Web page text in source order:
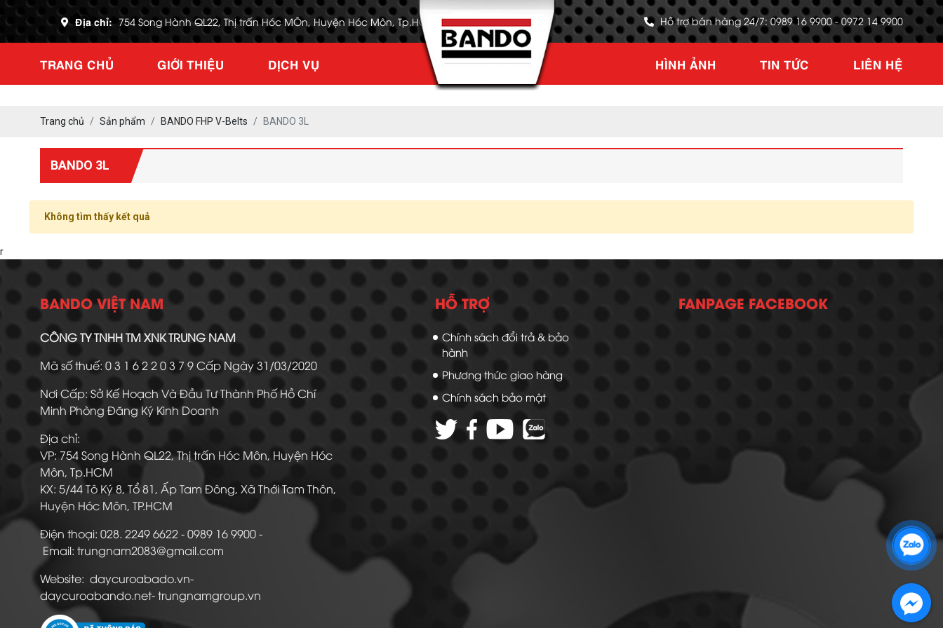
Địa chỉ: 754 Song Hành QL22, Thị trấn Hóc MÔn, Huyện Hóc Môn, Tp.HCM Hỗ trợ bán hàng 24/7: 0989 16 9900 - 0972 14 9900
TRANG CHỦ GIỚI THIỆU DỊCH VỤ HÌNH ẢNH TIN TỨC LIÊN HỆ
Trang chủ Sản phẩm BANDO FHP V-Belts BANDO 3L
BANDO 3L
Không tìm thấy kết quả
r
BANDO VIỆT NAM
CÔNG TY TNHH TM XNK TRUNG NAM
Mã số thuế: 0 3 1 6 2 2 0 3 7 9 Cấp Ngày 31/03/2020
Nơi Cấp: Sở Kế Hoạch Và Đầu Tư Thành Phố Hồ Chí
Minh Phòng Đăng Ký Kinh Doanh
Địa chỉ:
VP: 754 Song Hành QL22, Thị trấn Hóc Môn, Huyện Hóc
Môn, Tp.HCM
KX: 5/44 Tô Ký 8, Tổ 81, Ấp Tam Đông, Xã Thới Tam Thôn,
Huyện Hóc Môn, TP.HCM
Điện thoại: 028. 2249 6622 - 0989 16 9900 -
Email: trungnam2083@gmail.com
Website: daycuroabado.vn-
daycuroabando.net- trungnamgroup.vn
HỖ TRỢ
Chính sách đổi trả & bảo
hành
Phương thức giao hàng
Chính sách bảo mật
FANPAGE FACEBOOK
Zalo 2: 0972 14 9900